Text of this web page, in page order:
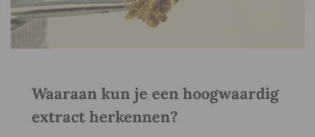
Waaraan kun je een hoogwaardig
extract herkennen?